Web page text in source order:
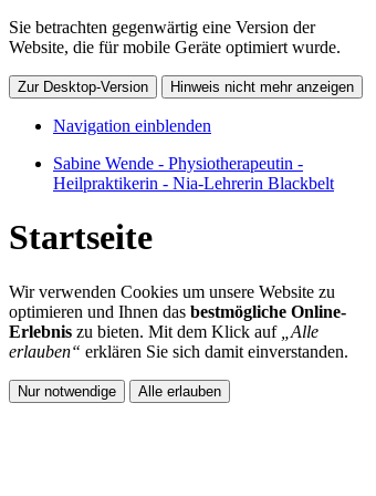
Sie betrachten gegenwärtig eine Version der
Website, die für mobile Geräte optimiert wurde.
Zur Desktop-Version Hinweis nicht mehr anzeigen
Navigation einblenden
Sabine Wende - Physiotherapeutin -
Heilpraktikerin - Nia-Lehrerin Blackbelt
Startseite
Wir verwenden Cookies um unsere Website zu
optimieren und Ihnen das bestmögliche Online-
Erlebnis zu bieten. Mit dem Klick auf
„Alle
erlauben“ erklären Sie sich damit einverstanden.
Nur notwendige Alle erlauben